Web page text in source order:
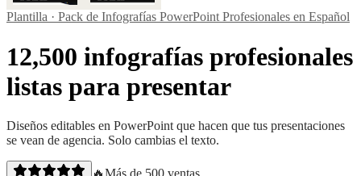
Plantilla · Pack de Infografías PowerPoint Profesionales en Español
12,500 infografías profesionales
listas para presentar
Diseños editables en PowerPoint que hacen que tus presentaciones
se vean de agencia. Solo cambias el texto.
🔥Más de 500 ventas